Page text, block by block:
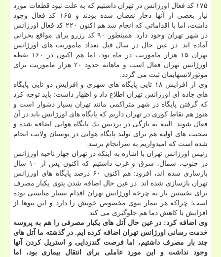
۱۷۵ كد فعال اورژانس در تهران داشتیم كه به علت نبود قطعات مورد
نیاز بعضی از آنها دچار نقصان شده بودند و ۱۶۵ كد فعال وجود
داشت، اما با اقداماتی كه انجام شد هم اكنون ۲۲۰ كد فعال اورژانس
در شهر تهران وجود دارد. همینطور ۹۰ كد رزرو برای مواقع بحرانی
آماده اند. در عین حال در سال قبل تعداد ماموریت های اورژانس
تهران ۱۵ هزار ماموریت در ماه بود، اما هم اكنون در ۱۶۰ نقطه
اورژانس تهران فعال است و ماهانه حدود ۲۰ هزار ماموریت برای
موتورلانسهایمان ثبت می گردد.
وی از افزایش ۱۸ تایی پایگاه های شهری و افزایش دو تایی پایگاه
های جاده ای اورژانس تهران اطلاع داد و اظهار داشت: باید توجه كرد
كه گرفتن پایگاه در شهر متراكمی مانند تهران بسیار دشوار است و
هنوز هم نقاط كوری در تهران داریم كه پایگاه های اورژانس باید در آن
فعال شوند. البته به تازگی در پردیس یك پایگاه هوایی اضافه شده و
صحبت های اولیه هم برای تولید پایگاه هوایی در بوستان ولایت انجام
شده است كه امیدواریم به سرانجام برسد.
رئیس اورژانس تهران با اشاره به اینكه در تهران چهار ناحیه اورژانس
در جنوب، شمال، شرق و غرب داشتیم كه اكنون پس از ۱۰ سال
بازسازی شده اند، افزود: هم اكنون ۶۰ درصد پایگاه های اورژانس
تهران بازسازی شده اند. در عین حال اضافه شدن پتوی یكبار مصرف
برای نخستین بار به چرخه اورژانس تهران اقدام بسیار مناسبی بوده
است؛ چراكه هر بیمار پتوی مخصوص خویش را دارد و این پتوها از
افزایش یا كاهش دما هم جلوگیری می كند.
وی اضافه كرد: در عین حال آتل های یكبار مصرفی را هم به پروسه
خدمت رسانی اورژانس تهران اضافه كرده ایم. در گذشته ما آتل های
چند بار مصرف داشتیم، اما فرصت گندزدایی و استریل كردن آنها
وجود نداشت و این مورد عاملی برای انتقال بیماری بود، اما